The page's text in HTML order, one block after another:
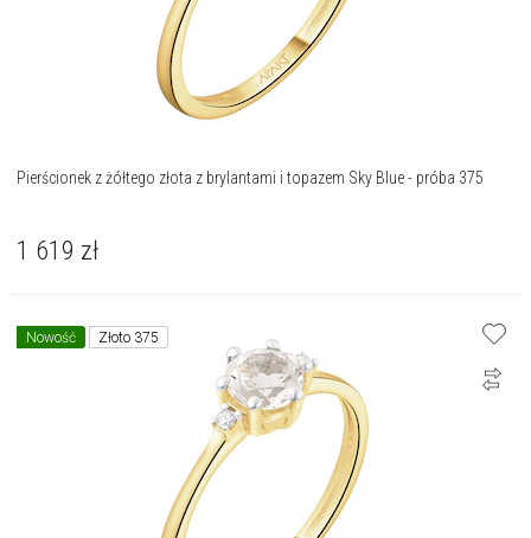
Pierścionek z żółtego złota z brylantami i topazem Sky Blue - próba 375
1 619 zł
Nowość Złoto 375